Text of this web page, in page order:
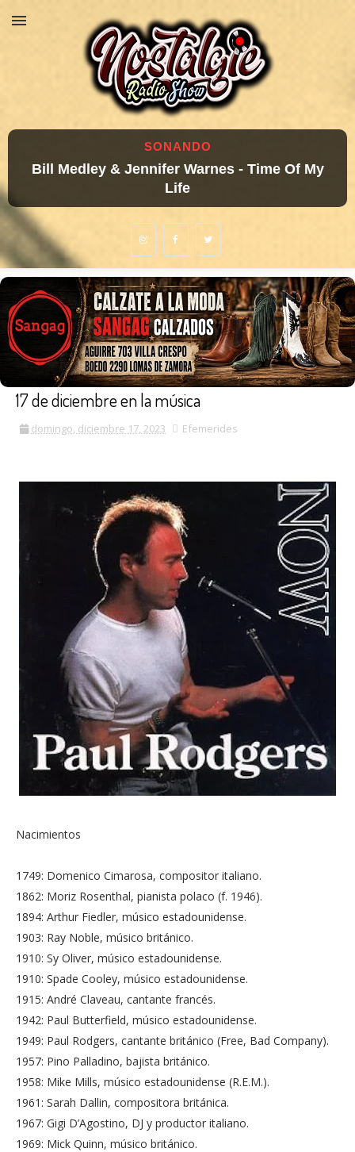
SONANDO
Bill Medley & Jennifer Warnes - Time Of My
Life
17 de diciembre en la música
domingo, diciembre 17, 2023 Efemerides
Nacimientos
1749: Domenico Cimarosa, compositor italiano.
1862: Moriz Rosenthal, pianista polaco (f. 1946).
1894: Arthur Fiedler, músico estadounidense.
1903: Ray Noble, músico británico.
1910: Sy Oliver, músico estadounidense.
1910: Spade Cooley, músico estadounidense.
1915: André Claveau, cantante francés.
1942: Paul Butterfield, músico estadounidense.
1949: Paul Rodgers, cantante británico (Free, Bad Company).
1957: Pino Palladino, bajista británico.
1958: Mike Mills, músico estadounidense (R.E.M.).
1961: Sarah Dallin, compositora británica.
1967: Gigi D’Agostino, DJ y productor italiano.
1969: Mick Quinn, músico británico.